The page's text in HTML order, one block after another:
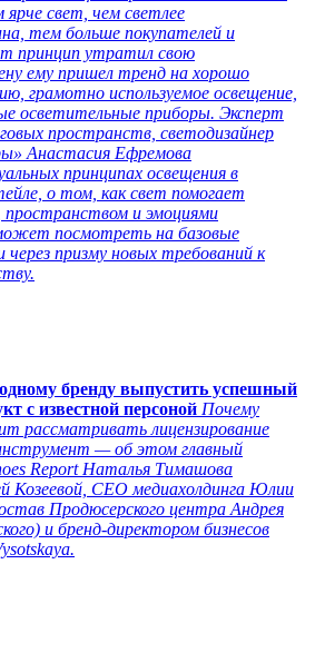
свет, чем светлее
тем больше покупателей и
принцип утратил свою
ему пришел тренд на хорошо
грамотно используемое освещение,
осветительные приборы. Эксперт
пространств, светодизайнер
Анастасия Ефремова
принципах освещения в
о том, как свет помогает
и эмоциями
посмотреть на базовые
через призму новых требований к
бренду выпустить успешный
с известной персоной Почему
рассматривать лицензирование
— об этом главный
Report Наталья Тимашова
Козеевой, СЕО медиахолдинга Юлии
Продюсерского центра Андрея
и бренд-директором бизнесов